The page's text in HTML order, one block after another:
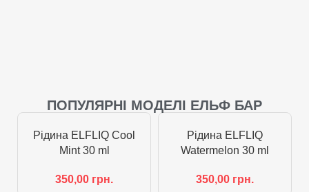
ПОПУЛЯРНІ МОДЕЛІ ЕЛЬФ БАР
Рідина ELFLIQ Cool
Mint 30 ml
350,00 грн.
Рідина ELFLIQ
Watermelon 30 ml
350,00 грн.